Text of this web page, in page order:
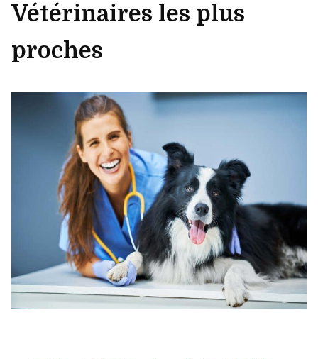
Vétérinaires les plus
proches